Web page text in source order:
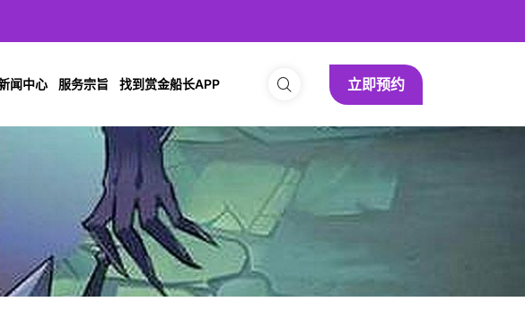
闻中心 服务宗旨 找到赏金船长APP 立即预约